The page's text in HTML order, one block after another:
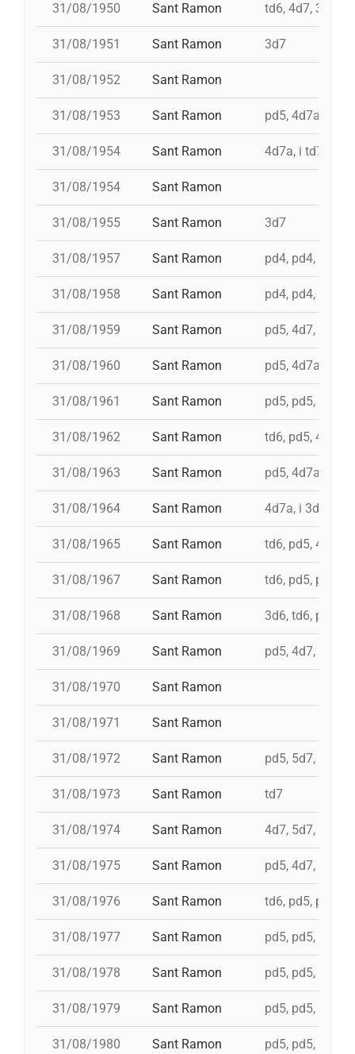
31/08/1950 Sant Ramon td6, 4d7, 3d7,
31/08/1951 Sant Ramon 3d7
31/08/1952 Sant Ramon
31/08/1953 Sant Ramon pd5, 4d7ac, id
31/08/1954 Sant Ramon 4d7a, i td7
31/08/1954 Sant Ramon
31/08/1955 Sant Ramon 3d7
31/08/1957 Sant Ramon pd4, pd4, pd4,
31/08/1958 Sant Ramon pd4, pd4, pd5,
31/08/1959 Sant Ramon pd5, 4d7, 3d7
31/08/1960 Sant Ramon pd5, 4d7a, i
31/08/1961 Sant Ramon pd5, pd5, 3d7,
31/08/1962 Sant Ramon td6, pd5, 4d7,
31/08/1963 Sant Ramon pd5, 4d7a, i td7
31/08/1964 Sant Ramon 4d7a, i 3d7s, i
31/08/1965 Sant Ramon td6, pd5, 4d7,
31/08/1967 Sant Ramon td6, pd5, pd5,
31/08/1968 Sant Ramon 3d6, td6, pd5,
31/08/1969 Sant Ramon pd5, 4d7, i td7,
31/08/1970 Sant Ramon
31/08/1971 Sant Ramon
31/08/1972 Sant Ramon pd5, 5d7, td7,
31/08/1973 Sant Ramon td7
31/08/1974 Sant Ramon 4d7, 5d7, 3d7s,
31/08/1975 Sant Ramon pd5, 4d7, 4d7a,
31/08/1976 Sant Ramon td6, pd5, pd5,
31/08/1977 Sant Ramon pd5, pd5, pd5,
31/08/1978 Sant Ramon pd5, pd5, pd5,
31/08/1979 Sant Ramon pd5, pd5, pd5,
31/08/1980 Sant Ramon pd5, pd5, pd5,